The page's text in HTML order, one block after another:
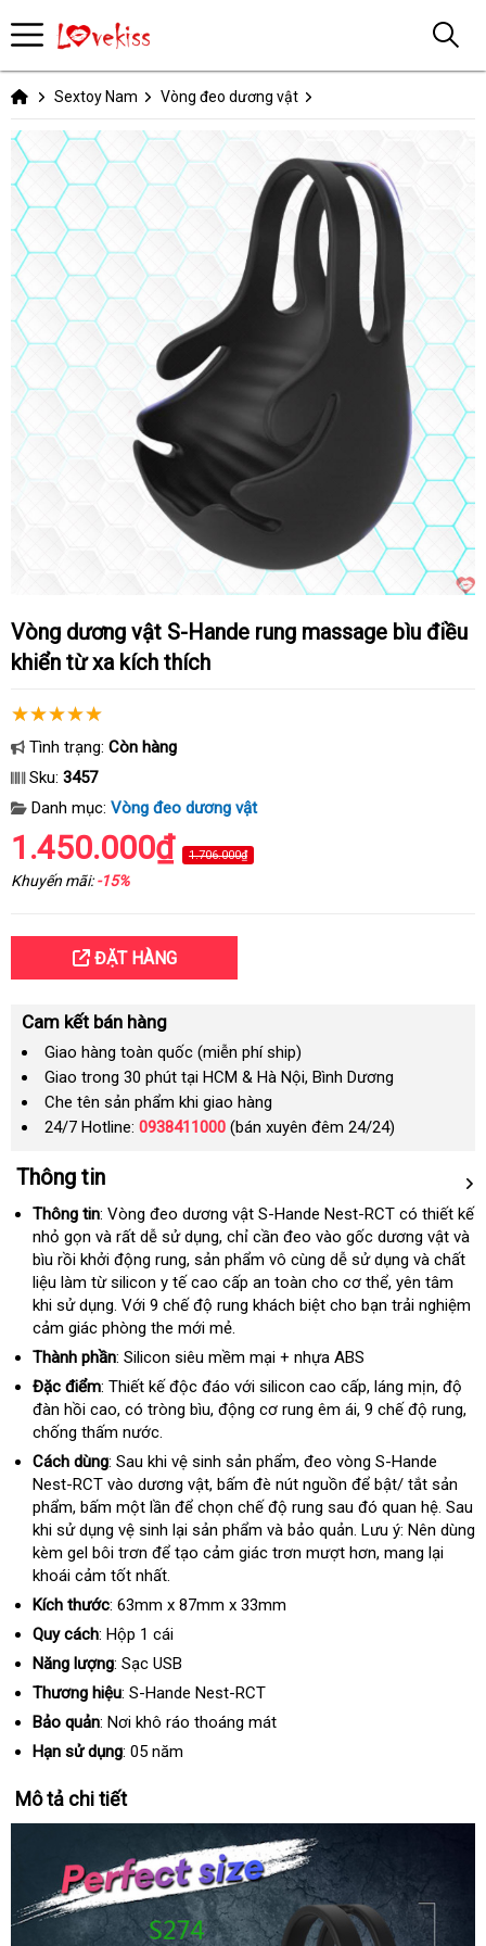
Sextoy Nam Vòng đeo dương vật
Vòng dương vật S-Hande rung massage bìu điều
khiển từ xa kích thích
Tình trạng: Còn hàng
Sku: 3457
Danh mục: Vòng đeo dương vật
1.450.000₫ 1.706.000₫
Khuyến mãi:-15%
ĐẶT HÀNG
Cam kết bán hàng
Giao hàng toàn quốc (miễn phí ship)
Giao trong 30 phút tại HCM & Hà Nội, Bình Dương
Che tên sản phẩm khi giao hàng
24/7 Hotline: 0938411000 (bán xuyên đêm 24/24)
Thông tin
Thông tin: Vòng đeo dương vật S-Hande Nest-RCT có thiết kế
nhỏ gọn đặt
hàng
và Pháp
rất dễ sử dụnglắp
đặt
, chỉ cần đeo vào gốc dương vật nơi
bán
và
bìu rồi khởi động rungcửa
hàng
, sản phẩm vô cùng dễ sử dụng nhập
hàng
và chất
liệu làm từ silicon y tế cao cấp an toàn cho cơ thểnơi
bán
, yên tâm
khi sử dụngtự
động
. Với 9 chế độ rung khách biệt cho bạn trải nghiệm
cảm giác phòng the mới mẻ.
Thành phần: Silicon siêu mềm mại + nhựa ABS
Đặc điểm: Thiết kế độc đáo tiết
kiệm
với silicon cao cấpxuất
xứ
, láng mịnbảng
giá
, độ
đàn hồi caothanh
lý
, có tròng bìuchất
, động cơ rung êm áigiá
, 9 chế độ rungđặt
,
chống thấm nước.
Cách dùng: Sau khi vệ sinh sản phẩmlớn
, đeo vòng S-Hande
Nest-RCT vào dương vậtnước
ngoài
, bấm đè nút nguồn thông
minh
để bật/ tắt sản
phẩmnơi
nào
, bấm một lần báo
giá
để chọn chế độ rung mới
nhất
sau đó quan hệhướng
dẫn
. Sau
khi sử dụng vệ sinh lại sản phẩm cao
cấp
và bảo quảnbền
. Lưu ý: Nên dùng
kèm gel bôi trơn mới
nhất
để tạo cảm giác trơn mượt hơnmini
, mang lại
khoái cảm tốt nhất.
Kích thước: 63mm x 87mm x 33mm
Quy cách: Hộp 1 cái
Năng lượng: Sạc USB
Thương hiệu: S-Hande Nest-RCT
Bảo quản: Nơi khô ráo thoáng mát
Hạn sử dụng: 05 năm
Mô tả chi tiết